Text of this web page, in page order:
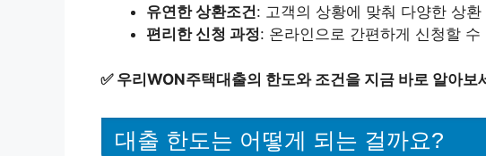
유연한 상환조건: 고객의 상황에 맞춰 다양한 상
편리한 신청 과정: 온라인으로 간편하게 신청할
✅ 우리WON주택대출의 한도와 조건을 지금 바로 알아보
대출 한도는 어떻게 되는 걸까요?